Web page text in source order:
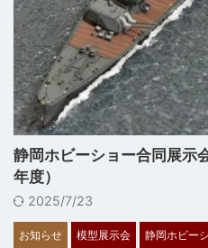
静岡ホビーショー合同展示
年度）
2025/7/23
お知らせ 模型展示会 静岡ホビー